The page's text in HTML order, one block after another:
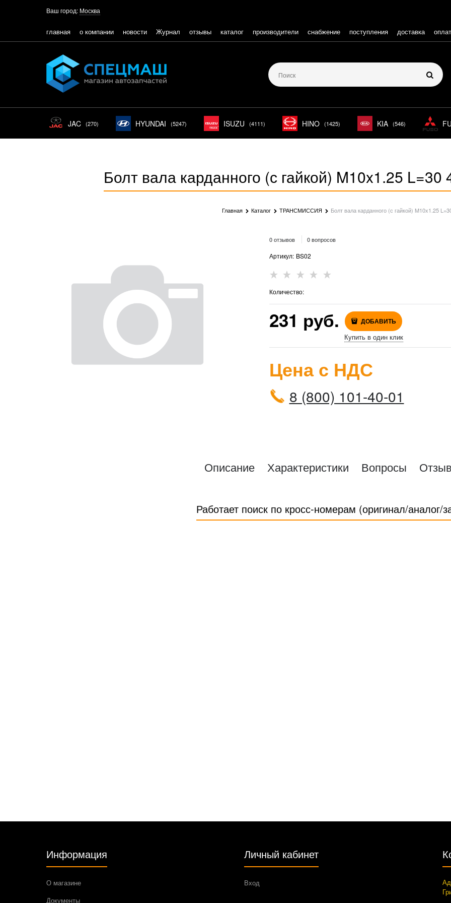
Ваш город: Москва
главная о компании новости Журнал отзывы каталог производители снабжение поступления доставка
JAC (270) HYUNDAI (5247) ISUZU (4111) HINO (1425) KIA (546)
Болт вала карданного (с гайкой) M10x1.25
Главная Каталог ТРАНСМИССИЯ Болт вала карданного (с гайкой) M10x1.25
0 отзывов 0 вопросов
Артикул: BS02
Количество:
231 руб. ДОБАВИТЬ
Купить в один клик
Цена с НДС
8 (800) 101-40-01
Описание Характеристики Вопросы
Работает поиск по кросс-номерам (оригинал/аналог/
Информация
О магазине
Документы
Личный кабинет
Вход